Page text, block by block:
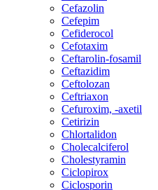
Cefazolin
Cefepim
Cefiderocol
Cefotaxim
Ceftarolin-fosamil
Ceftazidim
Ceftolozan
Ceftriaxon
Cefuroxim, -axetil
Cetirizin
Chlortalidon
Cholecalciferol
Cholestyramin
Ciclopirox
Ciclosporin